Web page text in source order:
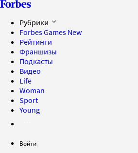
Рубрики
Forbes Games New
Рейтинги
Франшизы
Подкасты
Видео
Life
Woman
Sport
Young
Войти